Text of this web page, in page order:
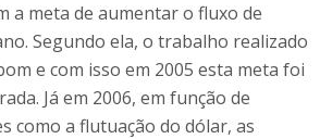
a meta de aumentar o fluxo de
Segundo ela, o trabalho realizado
e com isso em 2005 esta meta foi
Já em 2006, em função de
como a flutuação do dólar, as